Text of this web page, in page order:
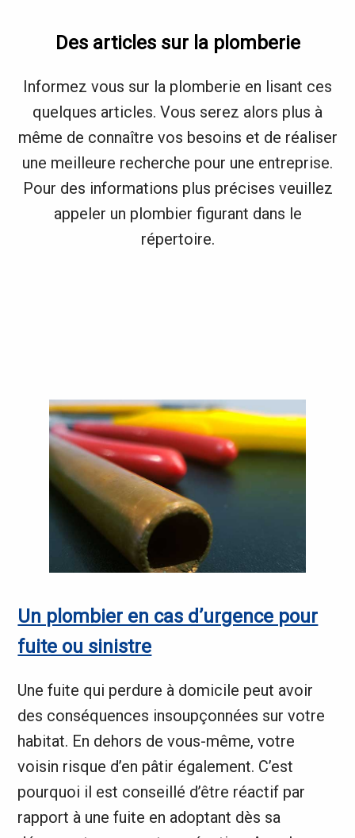
Des articles sur la plomberie
Informez vous sur la plomberie en lisant ces
quelques articles. Vous serez alors plus à
même de connaître vos besoins et de réaliser
une meilleure recherche pour une entreprise.
Pour des informations plus précises veuillez
appeler un plombier figurant dans le
répertoire.
Un plombier en cas d’urgence pour
fuite ou sinistre
Une fuite qui perdure à domicile peut avoir
des conséquences insoupçonnées sur votre
habitat. En dehors de vous-même, votre
voisin risque d’en pâtir également. C’est
pourquoi il est conseillé d’être réactif par
rapport à une fuite en adoptant dès sa